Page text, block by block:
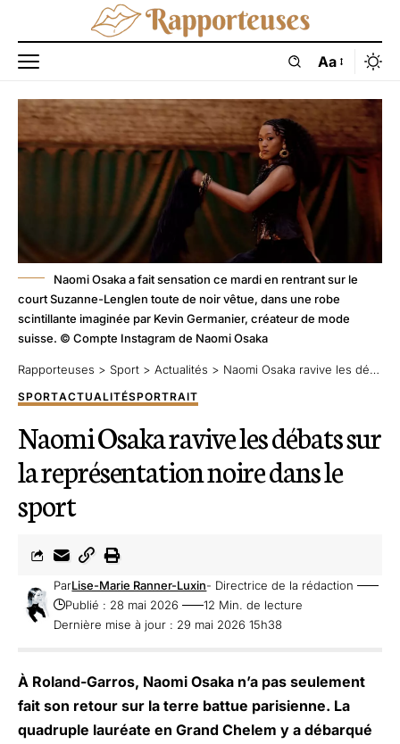
Aa
Naomi Osaka a fait sensation ce mardi en rentrant sur le
court Suzanne-Lenglen toute de noir vêtue, dans une robe
scintillante imaginée par Kevin Germanier, créateur de mode
suisse. © Compte Instagram de Naomi Osaka
Rapporteuses > Sport > Actualités > Naomi Osaka ravive les débats sur la représentation noire dans le sport
SPORTACTUALITÉSPORTRAIT
Naomi Osaka ravive les débats sur
la représentation noire dans le
sport
Dernière mise à jour : 29 mai 2026 15h38
ParLise-Marie Ranner-Luxin- Directrice de la rédaction
Publié : 28 mai 2026
12 Min. de lecture
À Roland-Garros, Naomi Osaka n’a pas seulement
fait son retour sur la terre battue parisienne. La
quadruple lauréate en Grand Chelem y a débarqué